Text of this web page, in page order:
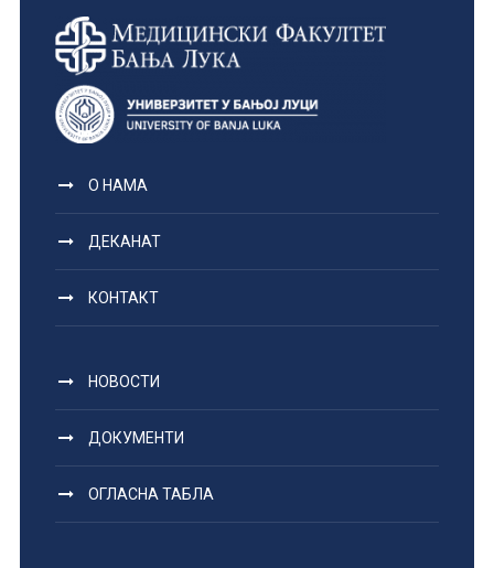
О НАМА
ДЕКАНАТ
КОНТАКТ
НОВОСТИ
ДОКУМЕНТИ
ОГЛАСНА ТАБЛА